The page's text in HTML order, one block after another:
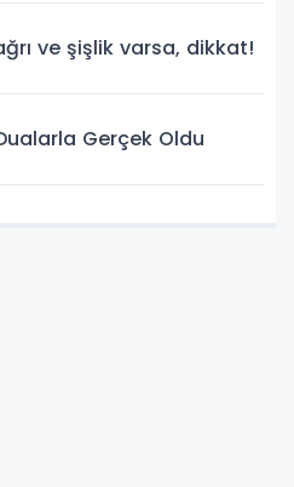
ve şişlik varsa, dikkat!
Gerçek Oldu